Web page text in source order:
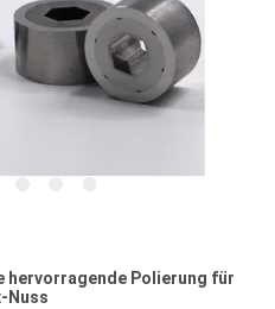
Polierung für
Nuss